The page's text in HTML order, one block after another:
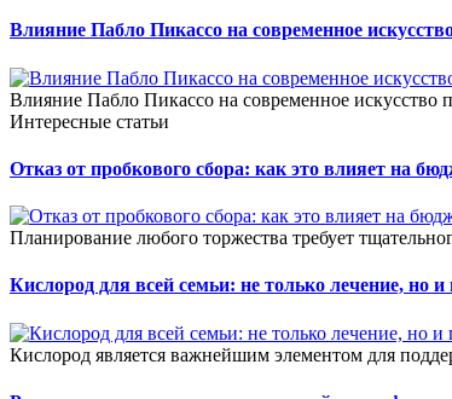
Влияние Пабло Пикассо на современное
Влияние Пабло Пикассо на современное
Интересные статьи
Отказ от пробкового сбора: как это влияет на
Планирование любого торжества требует
Кислород для всей семьи: не только лечение, но
Кислород является важнейшим элементом для